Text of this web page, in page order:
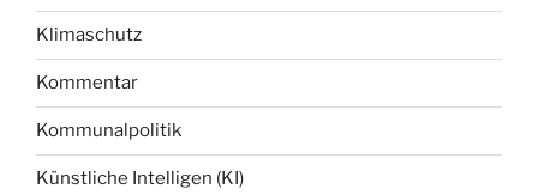
Klimaschutz
Kommentar
Kommunalpolitik
Künstliche Intelligen (KI)